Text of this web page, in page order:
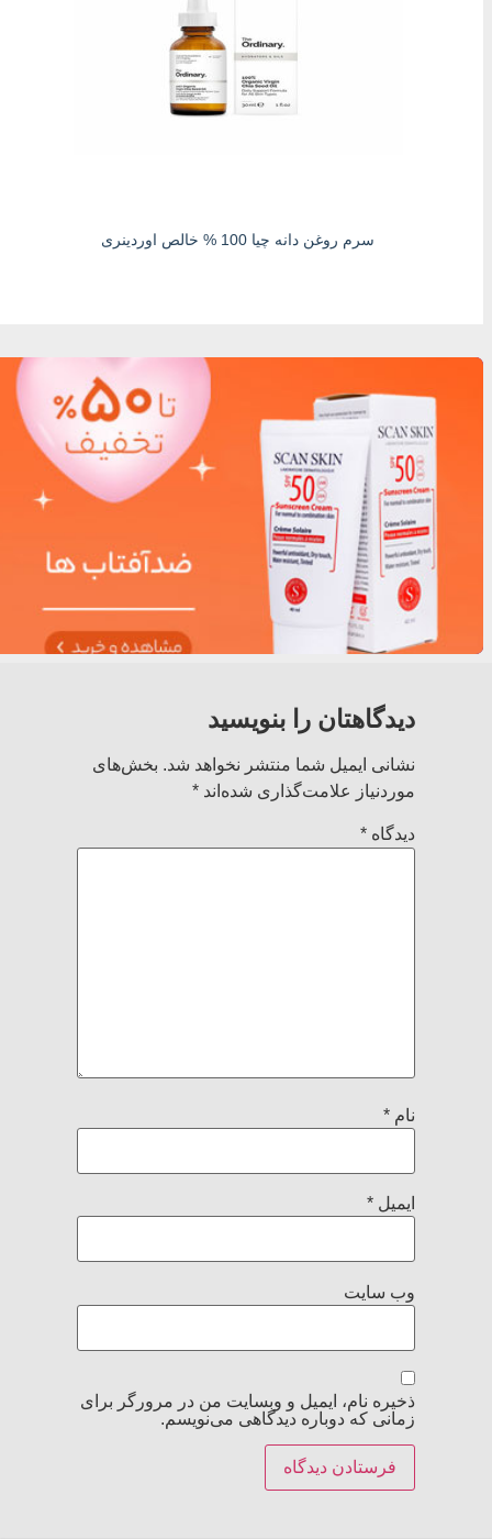
سرم روغن دانه چیا 100 % خالص اوردینری
دیدگاهتان را بنویسید
نشانی ایمیل شما منتشر نخواهد شد. بخش‌های
موردنیاز علامت‌گذاری شده‌اند *
دیدگاه*
نام*
ایمیل*
وب‌ سایت
ذخیره نام، ایمیل و وبسایت من در مرورگر برای
زمانی که دوباره دیدگاهی می‌نویسم.